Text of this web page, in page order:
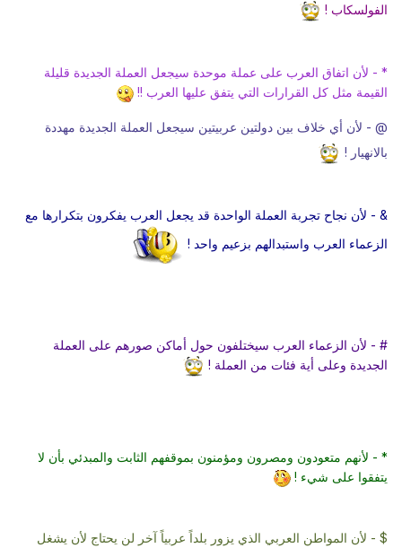
الفولسكاب !
* - لأن اتفاق العرب على عملة موحدة سيجعل العملة الجديدة قليلة
القيمة مثل كل القرارات التي يتفق عليها العرب !!
@ - لأن أي خلاف بين دولتين عربيتين سيجعل العملة الجديدة مهددة
بالانهيار !
& - لأن نجاح تجربة العملة الواحدة قد يجعل العرب يفكرون بتكرارها مع
الزعماء العرب واستبدالهم بزعيم واحد !
# - لأن الزعماء العرب سيختلفون حول أماكن صورهم على العملة
الجديدة وعلى أية فئات من العملة !
* - لأنهم متعودون ومصرون ومؤمنون بموقفهم الثابت والمبدئي بأن لا
يتفقوا على شيء !
$ - لأن المواطن العربي الذي يزور بلداً عربياً آخر لن يحتاج لأن يشغل